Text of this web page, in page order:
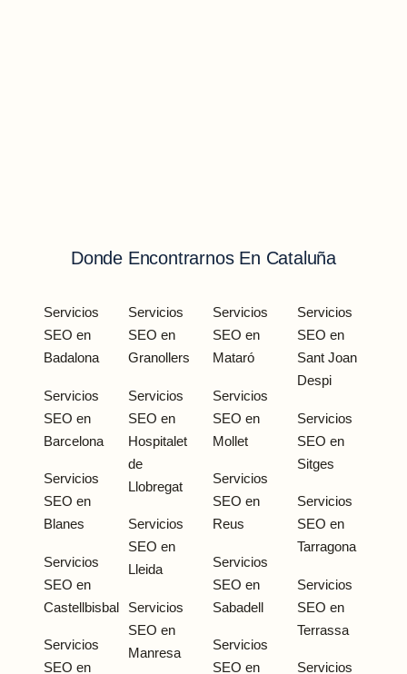
Donde Encontrarnos En Cataluña
Servicios
SEO en
Badalona
Servicios
SEO en
Barcelona
Servicios
SEO en
Blanes
Servicios
SEO en
Castellbisbal
Servicios
SEO en
Servicios
SEO en
Granollers
Servicios
SEO en
Hospitalet
de
Llobregat
Servicios
SEO en
Lleida
Servicios
SEO en
Manresa
Servicios
SEO en
Mataró
Servicios
SEO en
Mollet
Servicios
SEO en
Reus
Servicios
SEO en
Sabadell
Servicios
SEO en
Servicios
SEO en
Sant Joan
Despi
Servicios
SEO en
Sitges
Servicios
SEO en
Tarragona
Servicios
SEO en
Terrassa
Servicios